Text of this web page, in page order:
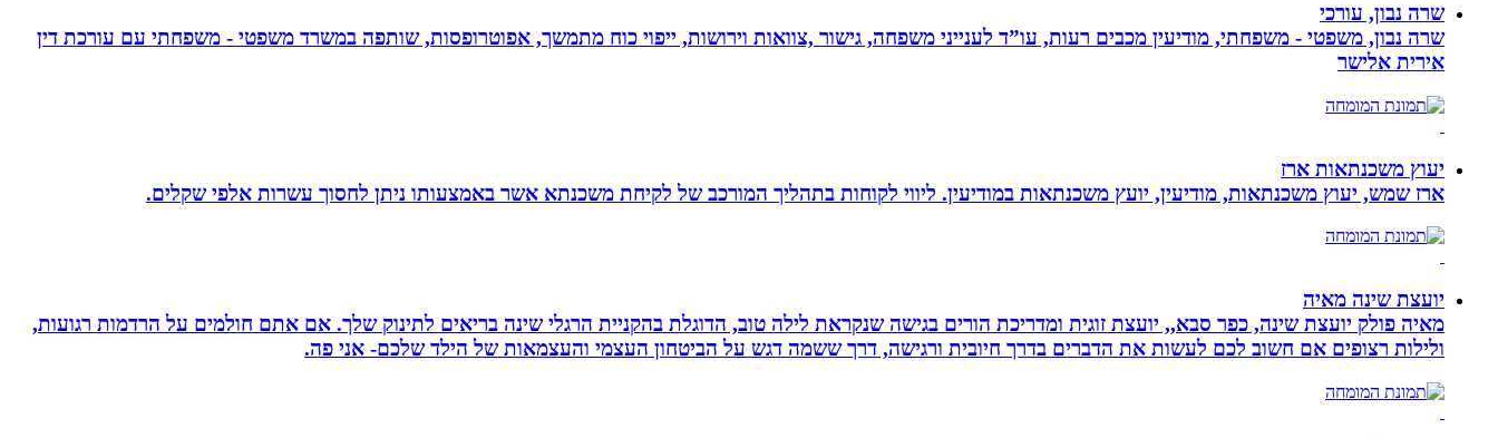
שרה נבון, עורכי
שרה נבון, משפטי - משפחתי, מודיעין מכבים רעות, עו”ד לענייני משפחה, גישור ,צוואות וירושות, ייפוי כוח מתמשך, אפוטרופסות, שותפה במשרד משפטי - משפחתי עם עורכת דין
אירית אלישר
יעוץ משכנתאות ארז
ארז שמש, יעוץ משכנתאות, מודיעין, יועץ משכנתאות במודיעין. ליווי לקוחות בתהליך המורכב של לקיחת משכנתא אשר באמצעותו ניתן לחסוך עשרות אלפי שקלים.
יועצת שינה מאיה
מאיה פולק יועצת שינה, כפר סבא,, יועצת זוגית ומדריכת הורים בגישה שנקראת לילה טוב, הדוגלת בהקניית הרגלי שינה בריאים לתינוק שלך. אם אתם חולמים על הרדמות רגועות,
ולילות רצופים אם חשוב לכם לעשות את הדברים בדרך חיובית ורגישה, דרך ששמה דגש על הביטחון העצמי והעצמאות של הילד שלכם- אני פה.